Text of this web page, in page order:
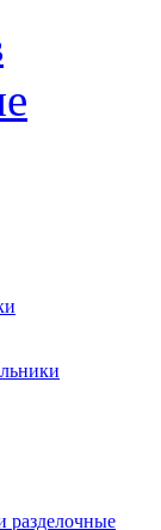
разделочные